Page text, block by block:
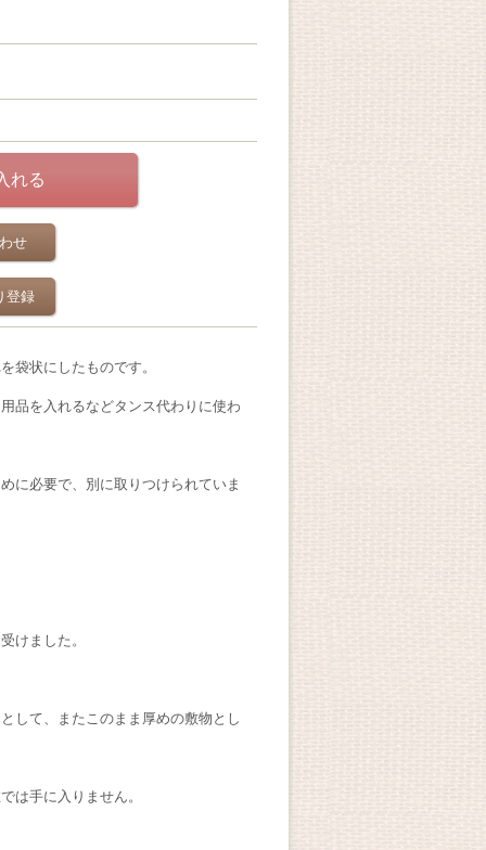
せ
登録
袋状にしたものです。
品を入れるなどタンス代わりに使わ
に必要で、別に取りつけられていま
けました。
して、またこのまま厚めの敷物とし
は手に入りません。